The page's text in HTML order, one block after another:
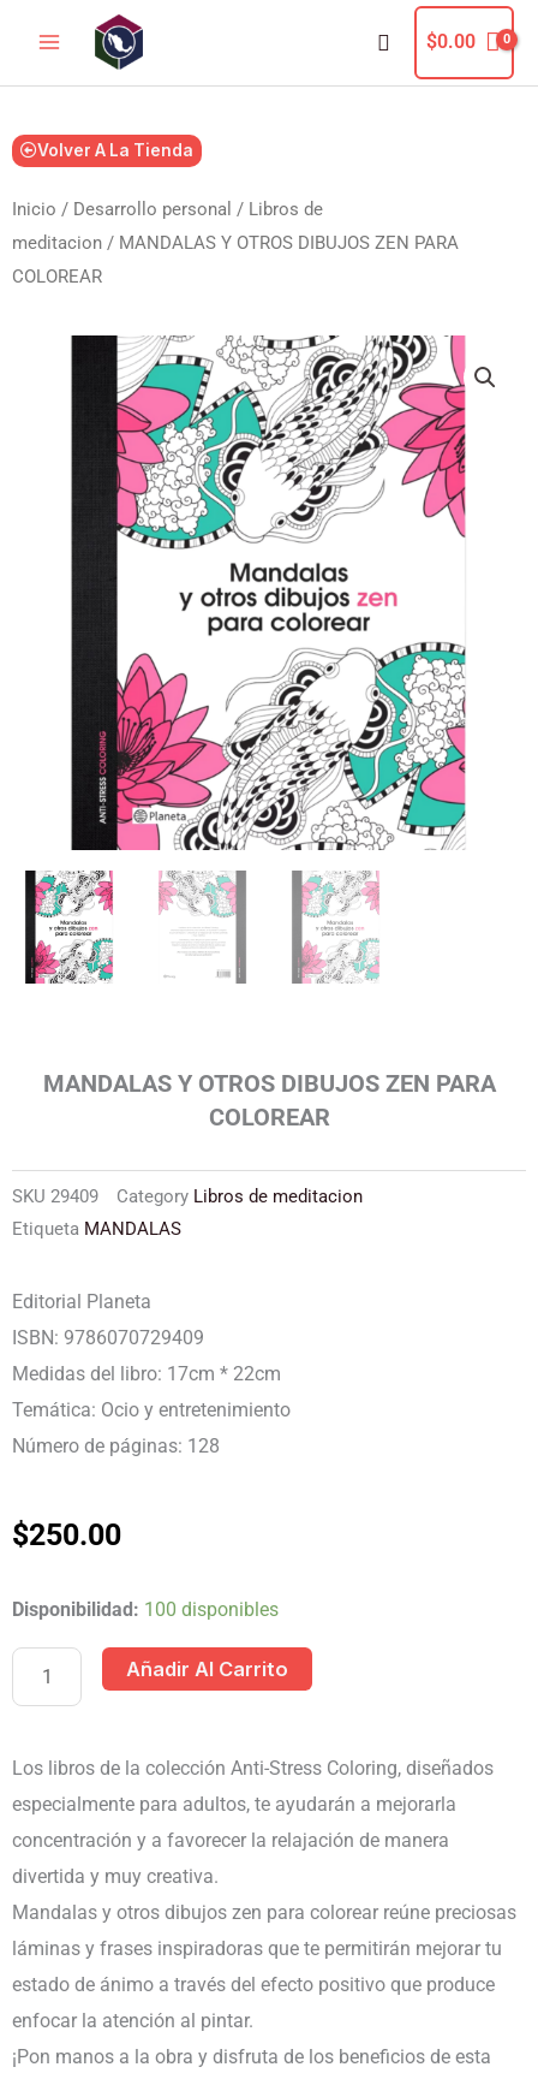
contenido
Buscar
$0.00
Volver A La Tienda
Inicio / Desarrollo personal / Libros de
meditacion / MANDALAS Y OTROS DIBUJOS ZEN PARA
COLOREAR
MANDALAS Y OTROS DIBUJOS ZEN PARA
COLOREAR
SKU 29409 Category Libros de meditacion
Etiqueta MANDALAS
Editorial Planeta
ISBN: 9786070729409
Medidas del libro: 17cm * 22cm
Temática: Ocio y entretenimiento
Número de páginas: 128
$250.00
Disponibilidad: 100 disponibles
MANDALAS
Y
OTROS
Añadir Al Carrito
Los libros de la colección Anti-Stress Coloring, diseñados
especialmente para adultos, te ayudarán a mejorarla
concentración y a favorecer la relajación de manera
divertida y muy creativa.
Mandalas y otros dibujos zen para colorear reúne preciosas
láminas y frases inspiradoras que te permitirán mejorar tu
estado de ánimo a través del efecto positivo que produce
enfocar la atención al pintar.
¡Pon manos a la obra y disfruta de los beneficios de esta